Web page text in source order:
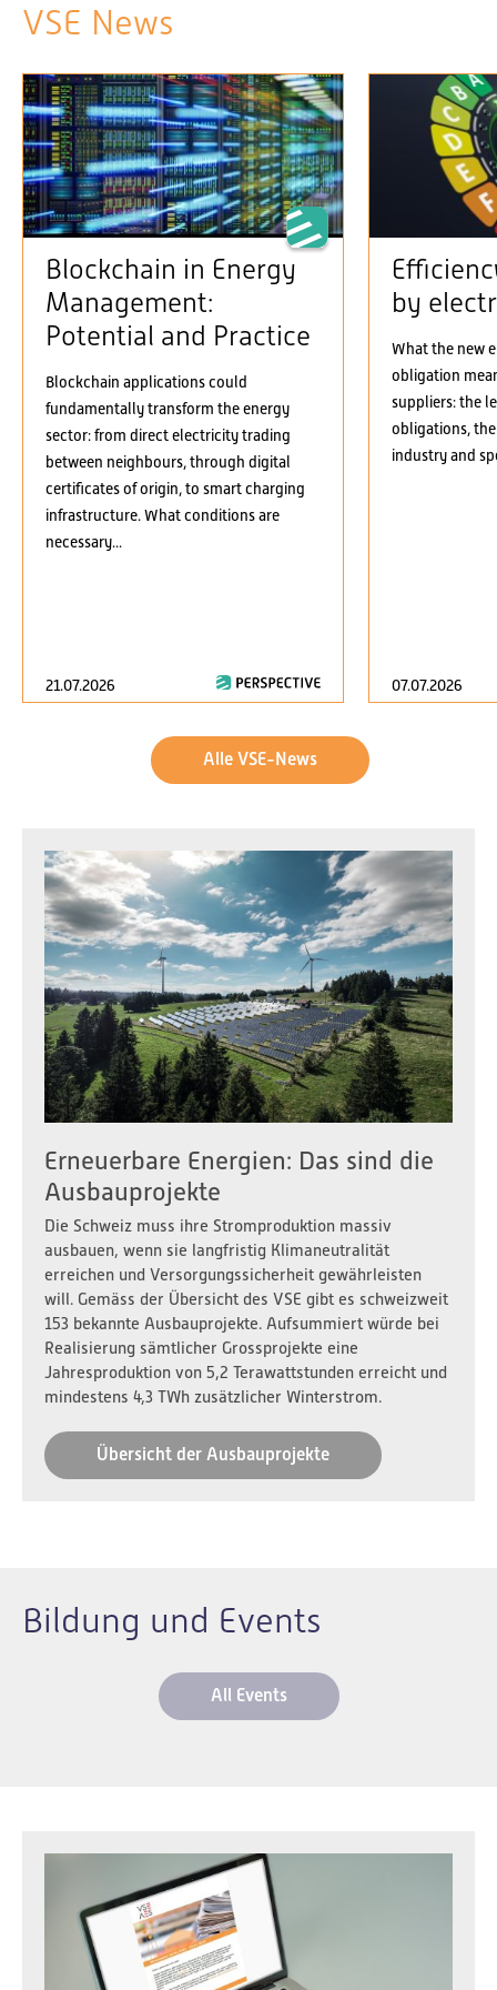
VSE News
Blockchain in Energy
Management:
Potential and Practice
Blockchain applications could
fundamentally transform the energy
sector: from direct electricity trading
between neighbours, through digital
certificates of origin, to smart charging
infrastructure. What conditions are
necessary...
21.07.2026
by
What the new
obligation
suppliers: the
obligations,
industry and
07.07.2026
Alle VSE-News
Erneuerbare Energien: Das sind die
Ausbauprojekte
Die Schweiz muss ihre Stromproduktion massiv
ausbauen, wenn sie langfristig Klimaneutralität
erreichen und Versorgungssicherheit gewährleisten
will. Gemäss der Übersicht des VSE gibt es schweizweit
153 bekannte Ausbauprojekte. Aufsummiert würde bei
Realisierung sämtlicher Grossprojekte eine
Jahresproduktion von 5,2 Terawattstunden erreicht und
mindestens 4,3 TWh zusätzlicher Winterstrom.
Übersicht der Ausbauprojekte
Bildung und Events
All Events